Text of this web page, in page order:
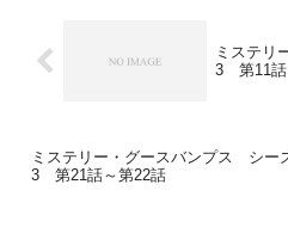
ミステリ
3 第11話
ミステリー・グースバンプス シー
3 第21話～第22話